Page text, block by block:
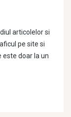
articolelor si
pe site si
doar la un